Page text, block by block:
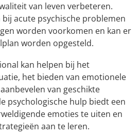
van leven verbeteren.
acute psychische problemen
worden voorkomen en kan er
worden opgesteld.
kan helpen bij het
het bieden van emotionele
van geschikte
psychologische hulp biedt een
emoties te uiten en
aan te leren.